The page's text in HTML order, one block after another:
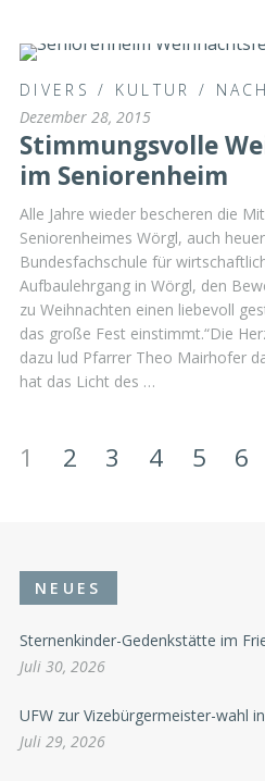
DIVERS / KULTUR /
Dezember 28, 2015
Stimmungsvolle
im Seniorenheim
Alle Jahre wieder bescheren die
Seniorenheimes Wörgl, auch
Bundesfachschule für
Aufbaulehrgang in Wörgl, den
zu Weihnachten einen liebevoll
das große Fest einstimmt.“Die
dazu lud Pfarrer Theo Mairhofer
hat das Licht des …
1 2 3 4 5 6
NEUES
Sternenkinder-Gedenkstätte im
Juli 30, 2026
UFW zur Vizebürgermeister-wahl
Juli 29, 2026